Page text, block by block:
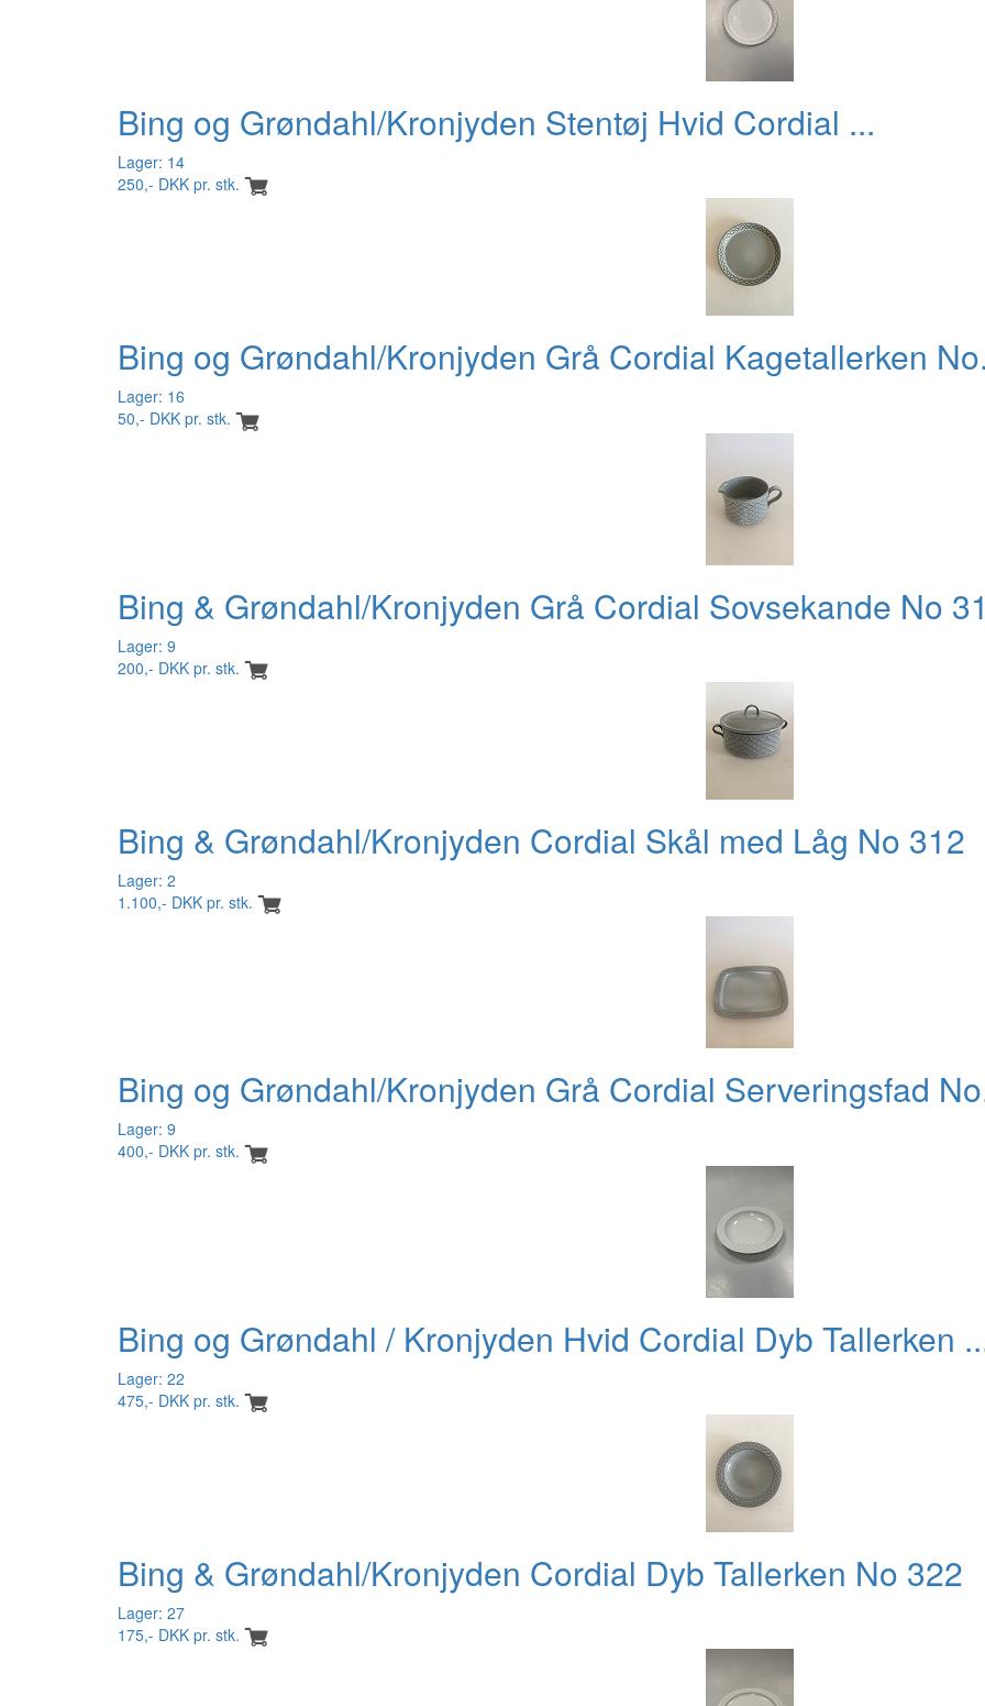
Bing og Grøndahl/Kronjyden Stentøj Hvid Cordial ...
Lager: 14
250,- DKK pr. stk.
Bing og Grøndahl/Kronjyden Grå Cordial Kagetallerken
Lager: 16
50,- DKK pr. stk.
Bing & Grøndahl/Kronjyden Grå Cordial Sovsekande No
Lager: 9
200,- DKK pr. stk.
Bing & Grøndahl/Kronjyden Cordial Skål med Låg No 312
Lager: 2
1.100,- DKK pr. stk.
Bing og Grøndahl/Kronjyden Grå Cordial Serveringsfad
Lager: 9
400,- DKK pr. stk.
Bing og Grøndahl / Kronjyden Hvid Cordial Dyb Tallerken
Lager: 22
475,- DKK pr. stk.
Bing & Grøndahl/Kronjyden Cordial Dyb Tallerken No 322
Lager: 27
175,- DKK pr. stk.